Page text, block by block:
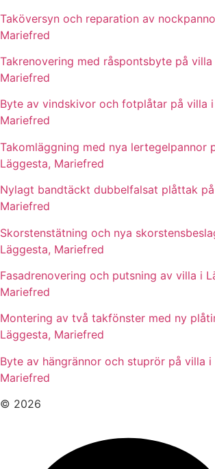
Taköversyn och reparation av
Mariefred
Takrenovering med råspontsbyte på villa
Mariefred
Byte av vindskivor och fotplåtar på villa i
Mariefred
Takomläggning med nya lertegelpannor
Läggesta, Mariefred
Nylagt bandtäckt dubbelfalsat plåttak
Mariefred
Skorstenstätning och nya
Läggesta, Mariefred
Fasadrenovering och putsning av villa i
Mariefred
Montering av två takfönster med ny
Läggesta, Mariefred
Byte av hängrännor och stuprör på villa i
Mariefred
© 2026